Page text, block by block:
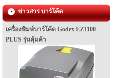
ข่าวสาร บาร์โค้ด
เครื่องพิมพ์บาร์โค้ด Godex EZ1100
PLUS รุ่นคุ้มค้า